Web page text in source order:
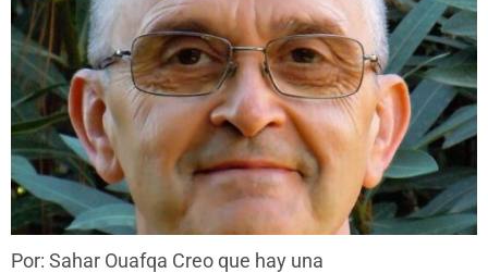
Por: Sahar Ouafqa Creo que hay una